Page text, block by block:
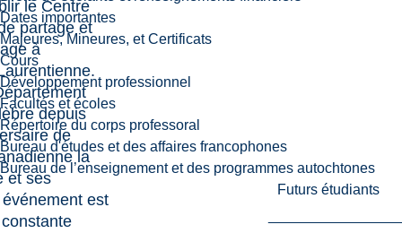
Dates importantes
Majeures, Mineures, et Certificats
Cours
Développement professionnel
Facultés et écoles
Répertoire du corps professoral
Bureau d'études et des affaires francophones
Bureau de l’enseignement et des programmes autochtones
Futurs étudiants
le Centre
partage et
à
depuis
de
la
et ses
est